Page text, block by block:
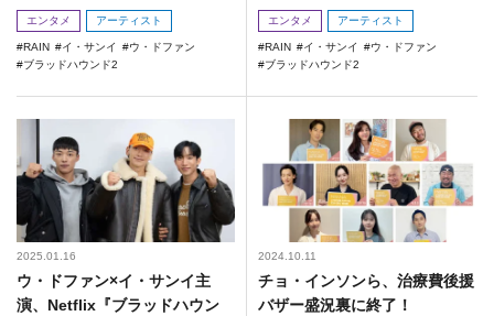
エンタメ アーティスト
RAIN イ・サンイ
ウ・ドファン
ブラッドハウンド2
エンタメ アーティスト
RAIN イ・サンイ
ウ・ドファン
ブラッドハウンド2
2025.01.16
ウ・ドファン×イ・サンイ主
演、Netflix『ブラッドハウン
2024.10.11
チョ・インソンら、治療費後援
バザー盛況裏に終了！